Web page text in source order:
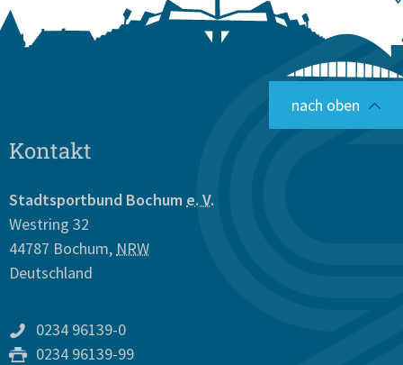
nach oben
Kontakt
Stadtsportbund Bochum e. V.
Westring 32
44787 Bochum, NRW
Deutschland
0234 96139-0
0234 96139-99